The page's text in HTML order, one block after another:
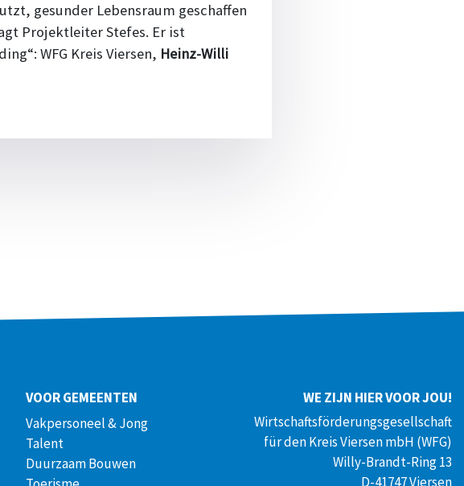
gesunder Lebensraum geschaffen
Projektleiter Stefes. Er ist
WFG Kreis Viersen, Heinz-Willi
VOOR GEMEENTEN
Vakpersoneel & Jong
Talent
Duurzaam Bouwen
WE ZIJN HIER VOOR JOU!
Wirtschaftsförderungsgesellschaft
für den Kreis Viersen mbH (WFG)
Willy-Brandt-Ring 13
D-41747 Viersen